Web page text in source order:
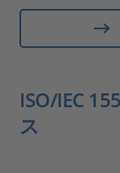
ISO/IEC
ス